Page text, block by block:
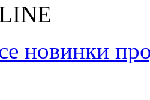
новинки